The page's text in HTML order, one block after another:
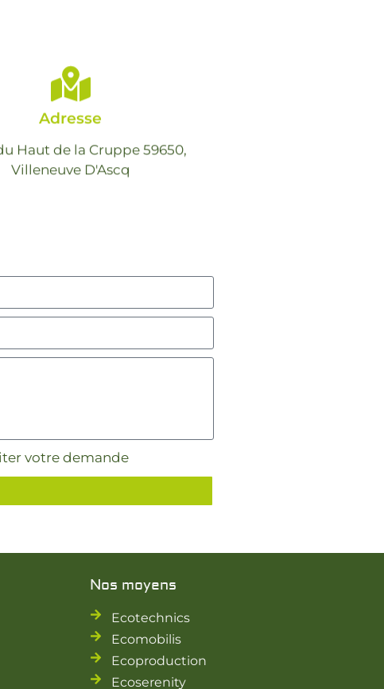
Adresse
Haut de la Cruppe 59650,
Villeneuve D'Ascq
votre demande
Nos moyens
Ecotechnics
Ecomobilis
Ecoproduction
Ecoserenity